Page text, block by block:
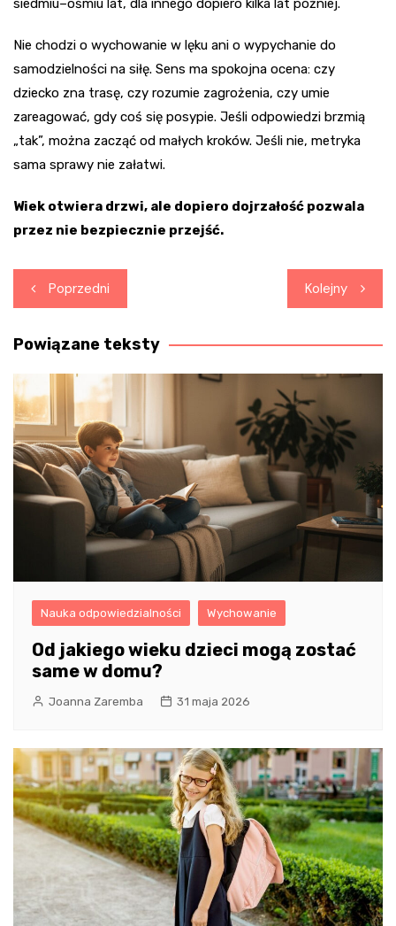
siedmiu–ośmiu lat, dla innego dopiero kilka lat później.
Nie chodzi o wychowanie w lęku ani o wypychanie do
samodzielności na siłę. Sens ma spokojna ocena: czy
dziecko zna trasę, czy rozumie zagrożenia, czy umie
zareagować, gdy coś się posypie. Jeśli odpowiedzi brzmią
„tak”, można zacząć od małych kroków. Jeśli nie, metryka
sama sprawy nie załatwi.
Wiek otwiera drzwi, ale dopiero dojrzałość pozwala
przez nie bezpiecznie przejść.
Nawigacja
wpisu
Poprzedni Kolejny
Powiązane teksty
Nauka odpowiedzialności Wychowanie
Od jakiego wieku dzieci mogą zostać
same w domu?
Joanna Zaremba 31 maja 2026